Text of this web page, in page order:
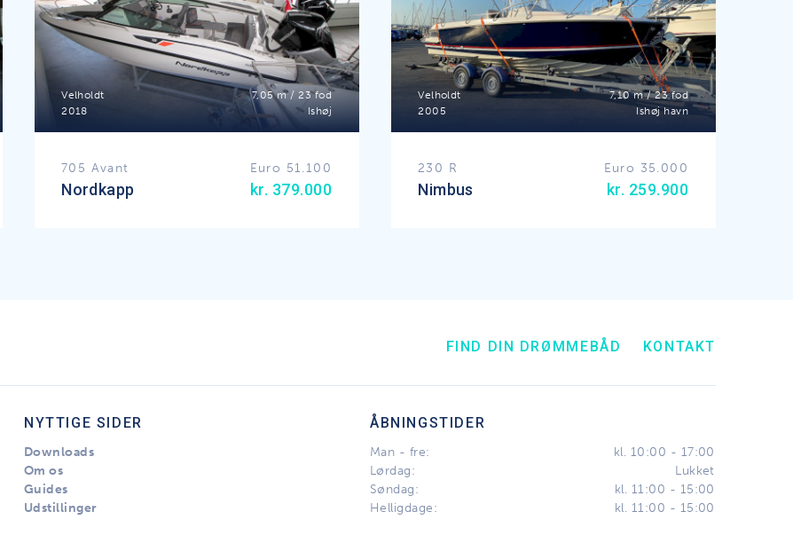
Velholdt
7,05 m / 23 fod
2018
Ishøj
705 Avant Euro 51.100
Nordkapp kr. 379.000
Velholdt
7,10 m / 23 fod
2005
Ishøj havn
230 R Euro 35.000
Nimbus kr. 259.900
FIND DIN DRØMMEBÅD KONTAKT
NYTTIGE SIDER
Downloads
Om os
Guides
Udstillinger
ÅBNINGSTIDER
Man - fre:
kl. 10:00 - 17:00
Lørdag:
Lukket
Søndag:
kl. 11:00 - 15:00
Helligdage:
kl. 11:00 - 15:00